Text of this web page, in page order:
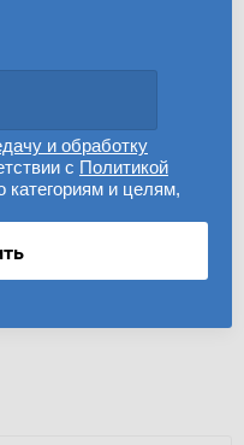
и обработку
с Политикой
категориям и целям,